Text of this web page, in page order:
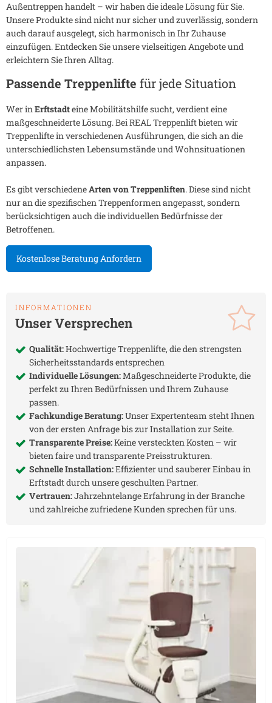
Außentreppen handelt – wir haben die ideale Lösung für Sie.
Unsere Produkte sind nicht nur sicher und zuverlässig, sondern
auch darauf ausgelegt, sich harmonisch in Ihr Zuhause
einzufügen. Entdecken Sie unsere vielseitigen Angebote und
erleichtern Sie Ihren Alltag.
Passende Treppenlifte für jede Situation
Wer inErftstadteine Mobilitätshilfe sucht, verdient eine
maßgeschneiderte Lösung. Bei REAL Treppenlift bieten wir
Treppenlifte in verschiedenen Ausführungen, die sich an die
unterschiedlichsten Lebensumstände und Wohnsituationen
anpassen.
Es gibt verschiedeneArten von Treppenliften. Diese sind nicht
nur an die spezifischen Treppenformen angepasst, sondern
berücksichtigen auch die individuellen Bedürfnisse der
Betroffenen.
Kostenlose Beratung Anfordern
INFORMATIONEN
Unser Versprechen
Qualität:Hochwertige Treppenlifte, die den strengsten
Sicherheitsstandards entsprechen
Individuelle Lösungen:Maßgeschneiderte Produkte, die
perfekt zu Ihren Bedürfnissen und Ihrem Zuhause
passen.
Fachkundige Beratung:Unser Expertenteam steht Ihnen
von der ersten Anfrage bis zur Installation zur Seite.
Transparente Preise:Keine versteckten Kosten – wir
bieten faire und transparente Preisstrukturen.
Schnelle Installation:Effizienter und sauberer Einbau in
Erftstadtdurch unsere geschulten Partner.
Vertrauen:Jahrzehntelange Erfahrung in der Branche
und zahlreiche zufriedene Kunden sprechen für uns.